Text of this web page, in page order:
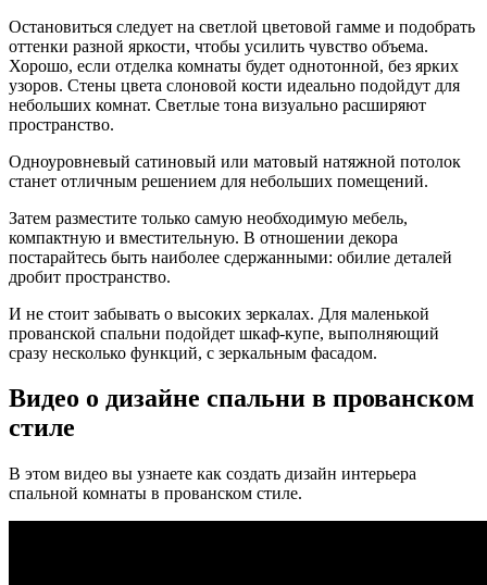
Остановиться следует на светлой цветовой гамме и подобрать
оттенки разной яркости, чтобы усилить чувство объема.
Хорошо, если отделка комнаты будет однотонной, без ярких
узоров. Стены цвета слоновой кости идеально подойдут для
небольших комнат. Светлые тона визуально расширяют
пространство.
Одноуровневый сатиновый или матовый натяжной потолок
станет отличным решением для небольших помещений.
Затем разместите только самую необходимую мебель,
компактную и вместительную. В отношении декора
постарайтесь быть наиболее сдержанными: обилие деталей
дробит пространство.
И не стоит забывать о высоких зеркалах. Для маленькой
прованской спальни подойдет шкаф-купе, выполняющий
сразу несколько функций, с зеркальным фасадом.
Видео о дизайне спальни в прованском
стиле
В этом видео вы узнаете как создать дизайн интерьера
спальной комнаты в прованском стиле.